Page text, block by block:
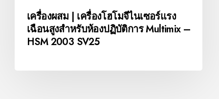
เครื่องผสม | เครื่องโฮโมจีไนเซอร์แรง
เฉือนสูงสำหรับห้องปฏิบัติการ Multimix –
HSM 2003 SV25